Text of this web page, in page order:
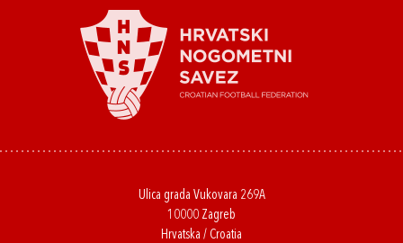
Ulica grada Vukovara 269A
10000 Zagreb
Hrvatska / Croatia